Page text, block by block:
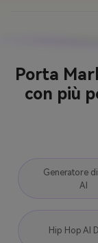
Porta
con più
Generatore
AI
Hip Hop AI